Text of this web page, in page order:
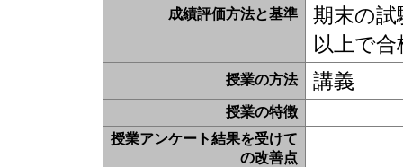
成績評価方法と基準
期末の
以上で合
授業の方法 講義
授業の特徴
授業アンケート結果を受けて
の改善点